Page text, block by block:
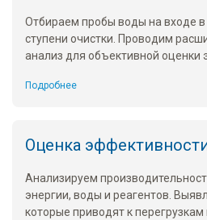
Отбираем пробы воды на входе в
ступени очистки. Проводим
анализ для объективной оценки
Подробнее
Оценка
Анализируем
энергии, воды и реагентов.
которые приводят к перегрузкам